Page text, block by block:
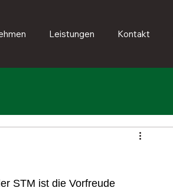
Leistungen Kontakt
STM ist die Vorfreude